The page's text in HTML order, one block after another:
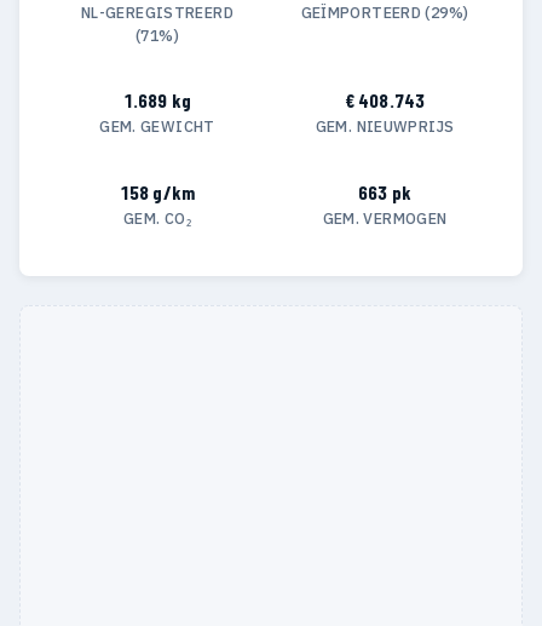
NL-GEREGISTREERD
(71%)
GEÏMPORTEERD (29%)
1.689 kg
GEM. GEWICHT
€ 408.743
GEM. NIEUWPRIJS
158 g/km
GEM. CO₂
663 pk
GEM. VERMOGEN